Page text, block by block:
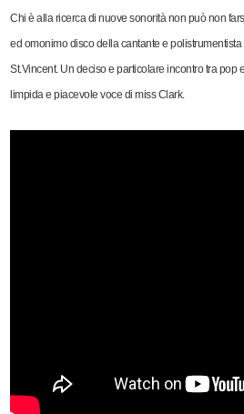
Chi è alla ricerca di nuove sonorità non può non
ed omonimo disco della cantante e
St.Vincent. Un deciso e particolare incontro tra pop
limpida e piacevole voce di miss Clark.